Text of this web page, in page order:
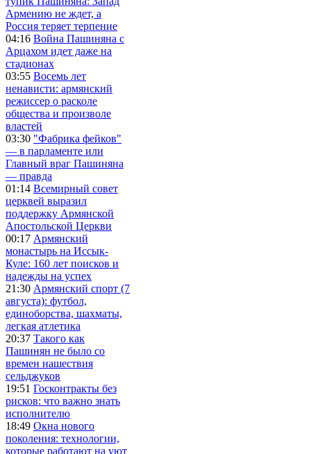
Армению не ждет, а
Россия теряет терпение
04:16 Война Пашиняна с
Арцахом идет даже на
стадионах
03:55 Восемь лет
ненависти: армянский
режиссер о расколе
общества и произволе
властей
03:30 "Фабрика фейков"
— в парламенте или
Главный враг Пашиняна
— правда
01:14 Всемирный совет
церквей выразил
поддержку Армянской
Апостольской Церкви
00:17 Армянский
монастырь на Иссык-
Куле: 160 лет поисков и
надежды на успех
21:30 Армянский спорт (7
августа): футбол,
единоборства, шахматы,
легкая атлетика
20:37 Такого как
Пашинян не было со
времен нашествия
сельджуков
19:51 Госконтракты без
рисков: что важно знать
исполнителю
18:49 Окна нового
поколения: технологии,
которые работают на уют